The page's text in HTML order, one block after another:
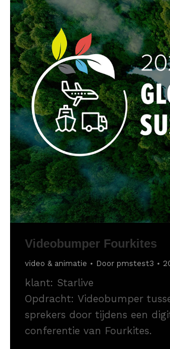
Videobumper Fourkites
video & animatie Door pmstest3
klant: Starlive
Opdracht: Videobumper
sprekers door tijdens een
conferentie van Fourkites.